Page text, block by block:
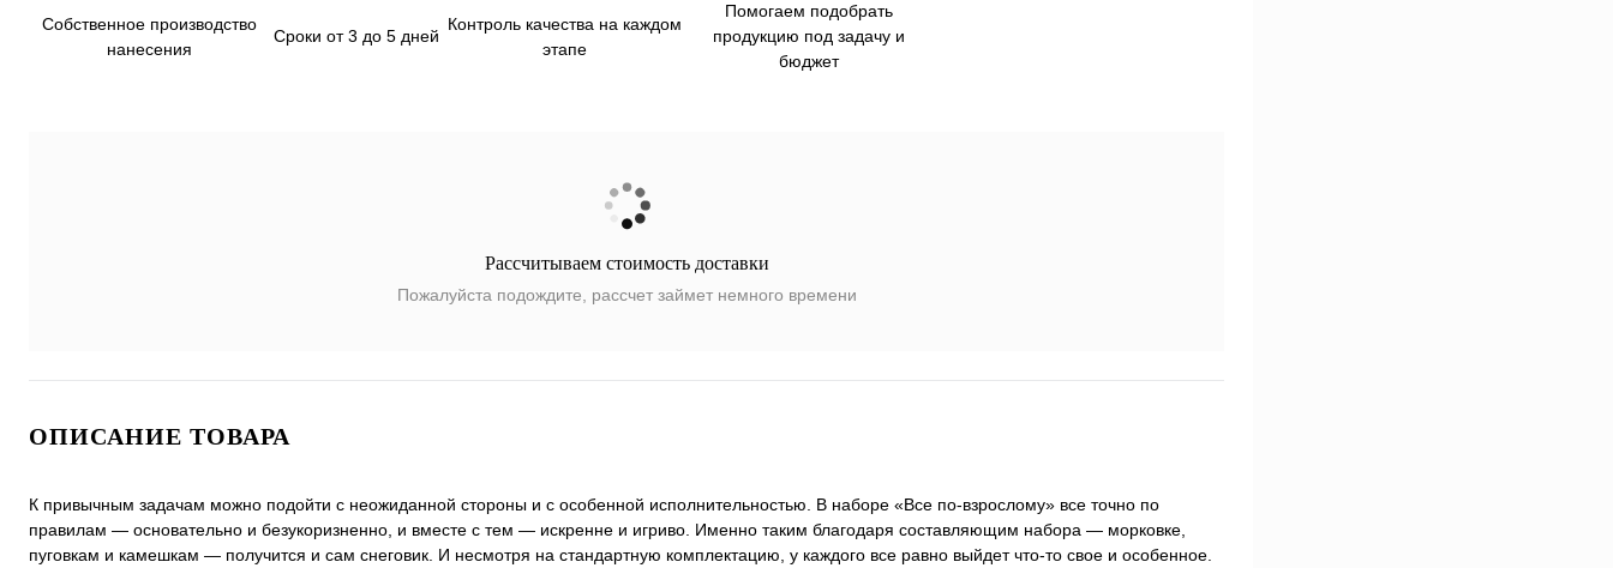
Собственное производство
нанесения
Сроки от 3 до 5 дней
Контроль качества на каждом
этапе
Помогаем подобрать
продукцию под задачу и
бюджет
Рассчитываем стоимость доставки
Пожалуйста подождите, рассчет займет немного времени
ОПИСАНИЕ ТОВАРА
К привычным задачам можно подойти с неожиданной стороны и с особенной исполнительностью. В наборе «Все по-взрослому» все точно по
правилам — основательно и безукоризненно, и вместе с тем — искренне и игриво. Именно таким благодаря составляющим набора — морковке,
пуговкам и камешкам — получится и сам снеговик. И несмотря на стандартную комплектацию, у каждого все равно выйдет что-то свое и особенное.